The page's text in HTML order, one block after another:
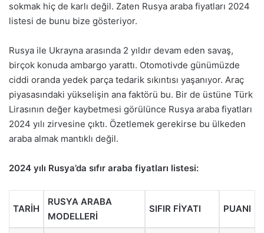
sokmak hiç de karlı değil. Zaten Rusya araba fiyatları 2024
listesi de bunu bize gösteriyor.
Rusya ile Ukrayna arasında 2 yıldır devam eden savaş,
birçok konuda ambargo yarattı. Otomotivde günümüzde
ciddi oranda yedek parça tedarik sıkıntısı yaşanıyor. Araç
piyasasındaki yükselişin ana faktörü bu. Bir de üstüne Türk
Lirasının değer kaybetmesi görülünce Rusya araba fiyatları
2024 yılı zirvesine çıktı. Özetlemek gerekirse bu ülkeden
araba almak mantıklı değil.
2024 yılı Rusya’da sıfır araba fiyatları listesi:
TARİH
RUSYA ARABA
MODELLERİ
SIFIR FİYATI PUANI